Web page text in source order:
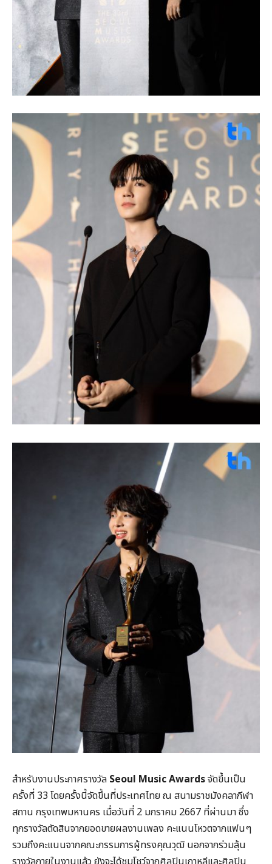
สำหรับงานประกาศรางวัล Seoul Music Awardsจัดขึ้นเป็น
ครั้งที่ 33 โดยครั้งนี้จัดขึ้นที่ประเทศไทย ณ สนามราชมังคลากีฬา
สถาน กรุงเทพมหานคร เมื่อวันที่ 2 มกราคม 2667 ที่ผ่านมา ซึ่ง
ทุกรางวัลตัดสินจากยอดขายผลงานเพลง คะแนนโหวตจากแฟนๆ
รวมถึงคะแนนจากคณะกรรมการผู้ทรงคุณวุฒิ นอกจากร่วมลุ้น